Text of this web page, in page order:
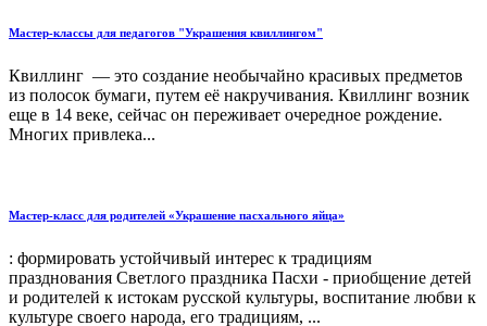
Мастер-классы для педагогов "Украшения квиллингом"
Квиллинг — это создание необычайно красивых предметов
из полосок бумаги, путем её накручивания. Квиллинг возник
еще в 14 веке, сейчас он переживает очередное рождение.
Многих привлека...
Мастер-класс для родителей «Украшение пасхального яйца»
: формировать устойчивый интерес к традициям
празднования Светлого праздника Пасхи - приобщение детей
и родителей к истокам русской культуры, воспитание любви к
культуре своего народа, его традициям, ...